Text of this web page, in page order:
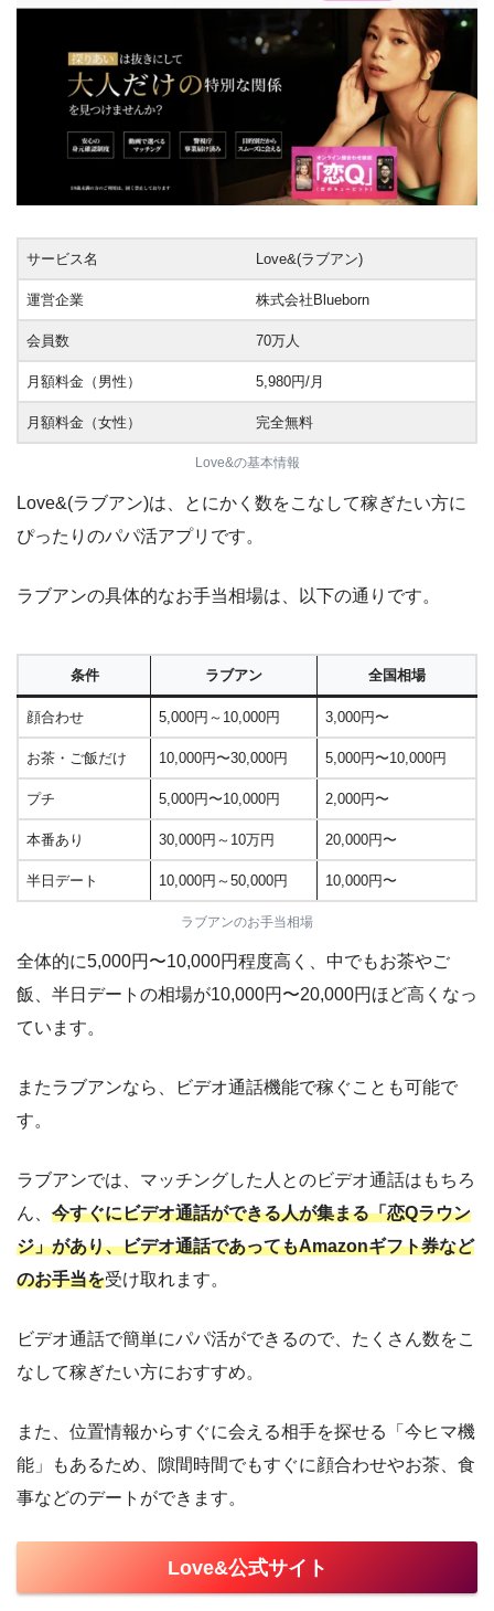
サービス名 Love&(ラブアン)
運営企業 株式会社Blueborn
会員数 70万人
月額料金（男性） 5,980円/月
月額料金（女性） 完全無料
Love&の基本情報
Love&(ラブアン)は、とにかく数をこなして稼ぎたい方に
ぴったりのパパ活アプリです。
ラブアンの具体的なお手当相場は、以下の通りです。
条件 ラブアン 全国相場
顔合わせ 5,000円～10,000円 3,000円〜
お茶・ご飯だけ 10,000円〜30,000円 5,000円〜10,000円
プチ 5,000円〜10,000円 2,000円〜
本番あり 30,000円～10万円 20,000円〜
半日デート 10,000円～50,000円 10,000円〜
ラブアンのお手当相場
全体的に5,000円〜10,000円程度高く、中でもお茶やご
飯、半日デートの相場が10,000円〜20,000円ほど高くなっ
ています。
またラブアンなら、ビデオ通話機能で稼ぐことも可能で
す。
ラブアンでは、マッチングした人とのビデオ通話はもちろ
ん、 今すぐにビデオ通話ができる人が集まる「恋Qラウン
ジ」があり、ビデオ通話であってもAmazonギフト券など
のお手当を受け取れます。
ビデオ通話で簡単にパパ活ができるので、たくさん数をこ
なして稼ぎたい方におすすめ。
また、位置情報からすぐに会える相手を探せる「今ヒマ機
能」もあるため、隙間時間でもすぐに顔合わせやお茶、食
事などのデートができます。
Love&公式サイト